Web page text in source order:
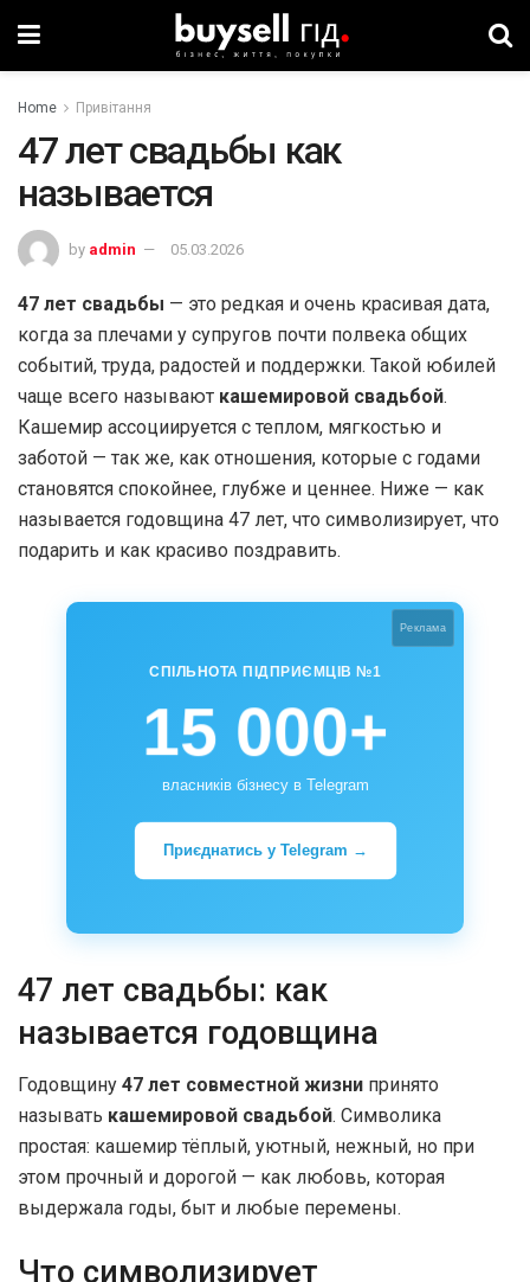
Home Привітання
47 лет свадьбы как
называется
by admin 05.03.2026
47 лет свадьбы — это редкая и очень красивая дата,
когда за плечами у супругов почти полвека общих
событий, труда, радостей и поддержки. Такой юбилей
чаще всего называют кашемировой свадьбой.
Кашемир ассоциируется с теплом, мягкостью и
заботой — так же, как отношения, которые с годами
становятся спокойнее, глубже и ценнее. Ниже — как
называется годовщина 47 лет, что символизирует, что
подарить и как красиво поздравить.
Реклама
СПІЛЬНОТА ПІДПРИЄМЦІВ №1
15 000+
власників бізнесу в Telegram
Приєднатись у Telegram →
47 лет свадьбы: как
называется годовщина
Годовщину 47 лет совместной жизни принято
называть кашемировой свадьбой. Символика
простая: кашемир тёплый, уютный, нежный, но при
этом прочный и дорогой — как любовь, которая
выдержала годы, быт и любые перемены.
Что символизирует